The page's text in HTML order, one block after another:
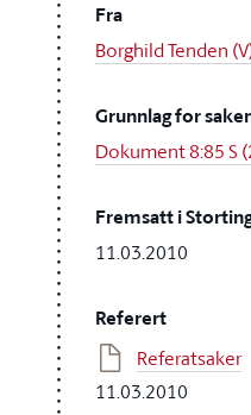
Fra
Borghild Tenden
Grunnlag for
Dokument 8:85 S
Fremsatt i
11.03.2010
Referert
Referatsaker
11.03.2010